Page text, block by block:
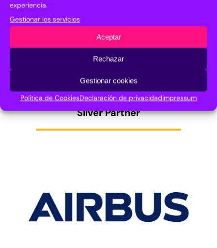
experiencia.
Gestionar los servicios
Aceptar
Rechazar
Gestionar cookies
Política de CookiesDeclaración de privacidadImpressum
Silver Partner